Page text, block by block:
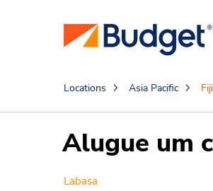
Locations Asia Pacific
Alugue um
Labasa